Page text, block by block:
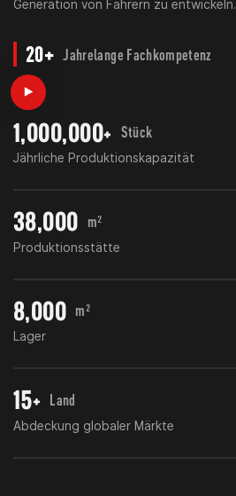
Generation von Fahrern zu entwickeln.
20+ Jahrelange Fachkompetenz
1,000,000+ Stück
Jährliche Produktionskapazität
38,000 m²
Produktionsstätte
8,000 m²
Lager
15+ Land
Abdeckung globaler Märkte